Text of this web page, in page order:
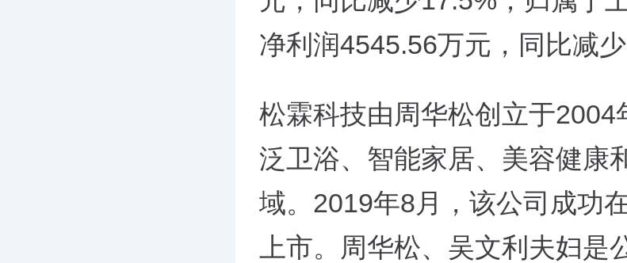
净利润4545.56万元，同比减少
松霖科技由周华松创立于2004
泛卫浴、智能家居、美容健康
域。2019年8月，该公司成功
上市。周华松、吴文利夫妇是